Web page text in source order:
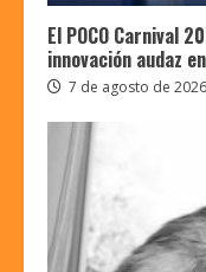
El POCO Carnival
innovación audaz
7 de agosto de 2026